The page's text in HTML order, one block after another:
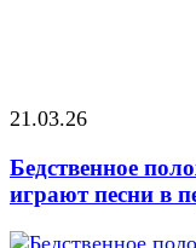
21.03.26
Бедственное
играют песни в